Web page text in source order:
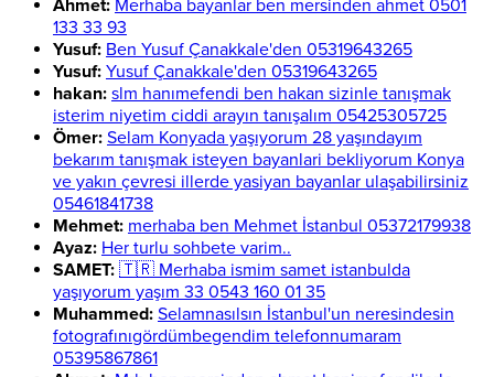
Ahmet: Merhaba bayanlar ben mersinden ahmet 0501
133 33 93
Yusuf: Ben Yusuf Çanakkale'den 05319643265
Yusuf: Yusuf Çanakkale'den 05319643265
hakan: slm hanımefendi ben hakan sizinle tanışmak
isterim niyetim ciddi arayın tanışalım 05425305725
Ömer: Selam Konyada yaşıyorum 28 yaşındayım
bekarım tanışmak isteyen bayanlari bekliyorum Konya
ve yakın çevresi illerde yasiyan bayanlar ulaşabilirsiniz
05461841738
Mehmet: merhaba ben Mehmet İstanbul 05372179938
Ayaz: Her turlu sohbete varim..
SAMET: 🇹🇷 Merhaba ismim samet istanbulda
yaşıyorum yaşım 33 0543 160 01 35
Muhammed: Selamnasılsın İstanbul'un neresindesin
fotografınıgördümbegendim telefonnumaram
05395867861